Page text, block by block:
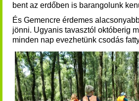
bent az erdőben is barangolunk
És Gemencre érdemes
jönni. Ugyanis tavasztól októberig
minden nap evezhetünk csodás